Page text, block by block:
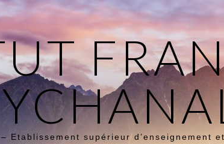
Etablissement supérieur d’enseignement